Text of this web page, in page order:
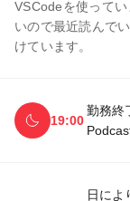
VSCodeを使って
いので最近読んで
けています。
19:00
勤務終
日によ